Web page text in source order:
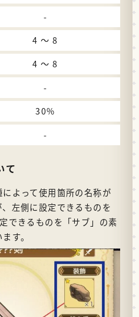
-
4 〜 8
4 〜 8
-
30%
-
て
よって使用箇所の名称が
左側に設定できるものを
できるものを「サブ」の素
す。